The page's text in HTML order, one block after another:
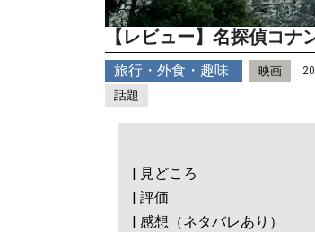
【レビュー】名探偵コナ
旅行・外食・趣味 映画
話題
| 見どころ
| 評価
| 感想（ネタバレあり）